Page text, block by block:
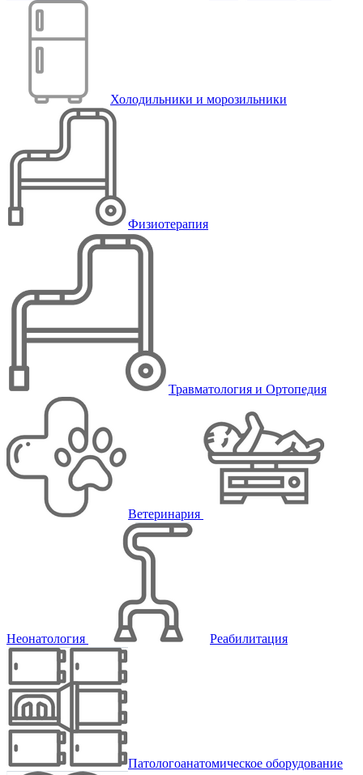
Холодильники и морозильники
Физиотерапия
Травматология и Ортопедия
Ветеринария
Неонатология Реабилитация
Патологоанатомическое оборудование